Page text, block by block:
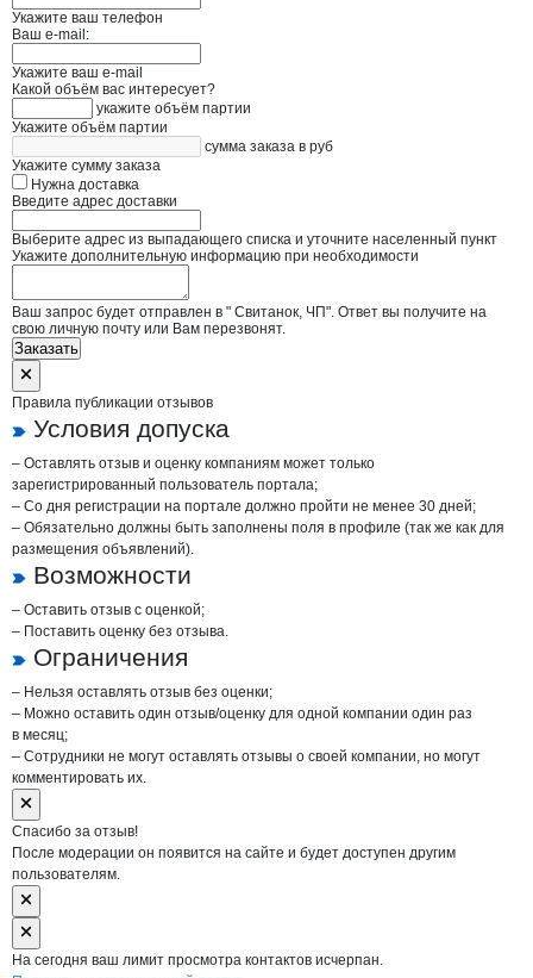
Укажите ваш телефон
Ваш e-mail:
Укажите ваш e-mail
Какой объём вас интересует?
укажите объём партии
Укажите объём партии
сумма заказа в руб
Укажите сумму заказа
Нужна доставка
Введите адрес доставки
Выберите адрес из выпадающего списка и уточните населенный пункт
Укажите дополнительную информацию при необходимости
Ваш запрос будет отправлен в " Свитанок, ЧП". Ответ вы получите на
свою личную почту или Вам перезвонят.
Заказать
Правила публикации отзывов
Условия допуска
– Оставлять отзыв и оценку компаниям может только
зарегистрированный пользователь портала;
– Со дня регистрации на портале должно пройти не менее 30 дней;
– Обязательно должны быть заполнены поля в профиле (так же как для
размещения объявлений).
Возможности
– Оставить отзыв с оценкой;
– Поставить оценку без отзыва.
Ограничения
– Нельзя оставлять отзыв без оценки;
– Можно оставить один отзыв/оценку для одной компании один раз
в месяц;
– Сотрудники не могут оставлять отзывы о своей компании, но могут
комментировать их.
Спасибо за отзыв!
После модерации он появится на сайте и будет доступен другим
пользователям.
На сегодня ваш лимит просмотра контактов исчерпан.